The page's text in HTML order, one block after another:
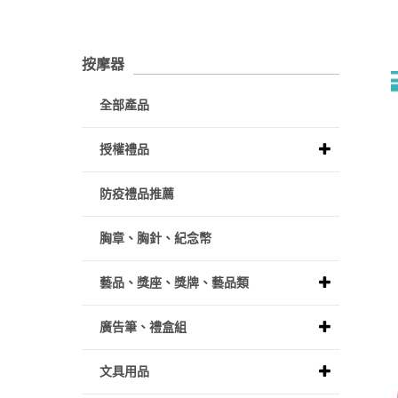
按摩器
全部產品
授權禮品
防疫禮品推薦
胸章、胸針、紀念幣
藝品、獎座、獎牌、藝品類
廣告筆、禮盒組
文具用品